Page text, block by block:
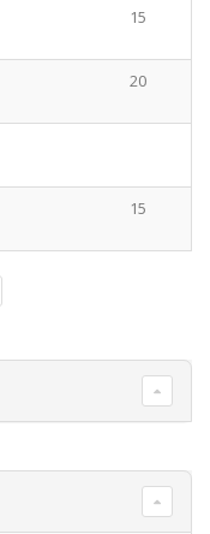
15
20
15